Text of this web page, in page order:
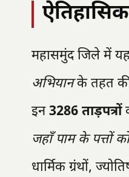
महासमुंद जिले में
अभियानके तहत की
इन3286 ताड़पत्रों
जहाँ पाम के पत्तों
धार्मिक ग्रंथों,